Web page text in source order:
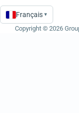
Language
Français ▾
Copyright © 2026